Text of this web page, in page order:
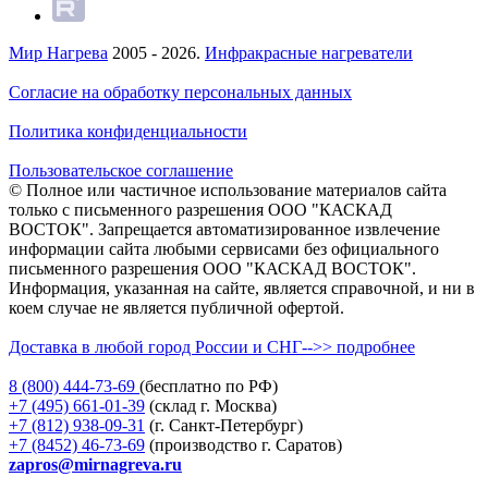
Мир Нагрева 2005 - 2026. Инфракрасные нагреватели
Согласие на обработку персональных данных
Политика конфиденциальности
Пользовательское соглашение
© Полное или частичное использование материалов сайта
только с письменного разрешения ООО "КАСКАД
ВОСТОК". Запрещается автоматизированное извлечение
информации сайта любыми сервисами без официального
письменного разрешения ООО "КАСКАД ВОСТОК".
Информация, указанная на сайте, является справочной, и ни в
коем случае не является публичной офертой.
Доставка в любой город России и СНГ-->> подробнее
8 (800) 444-73-69 (бесплатно по РФ)
+7 (495) 661-01-39 (склад г. Москва)
+7 (812) 938-09-31 (г. Санкт-Петербург)
+7 (8452) 46-73-69 (производство г. Саратов)
zapros@mirnagreva.ru